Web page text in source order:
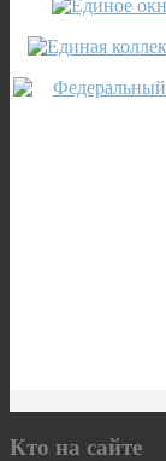
Кто на сайте